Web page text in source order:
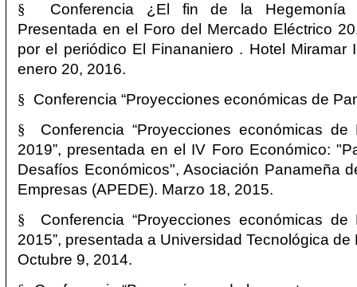
§
Conferencia ¿El fin de la Hegemonía
Presentada en el Foro del Mercado Eléctrico
por el periódico El Finananiero . Hotel Miramar
enero 20, 2016.
§
Conferencia “Proyecciones económicas de
§
Conferencia “Proyecciones económicas de
2019”, presentada en el IV Foro Económico:
Desafíos Económicos", Asociación Panameña
Empresas (APEDE). Marzo 18, 2015.
§
Conferencia “Proyecciones económicas de
2015”, presentada a Universidad Tecnológica de
Octubre 9, 2014.